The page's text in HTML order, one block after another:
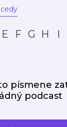
E F G H I
písmene
podcast